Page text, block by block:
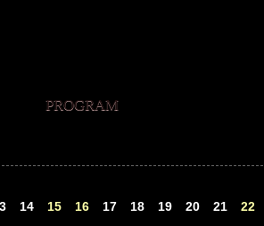
PROGRAM
14 15 16 17 18 19 20 21 22